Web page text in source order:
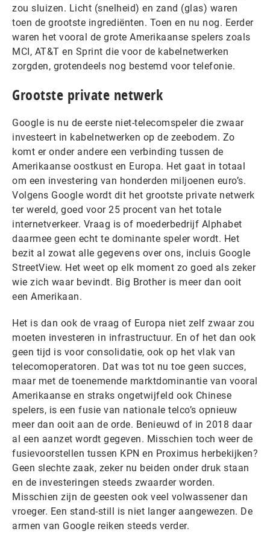
zou sluizen. Licht (snelheid) en zand (glas) waren
toen de grootste ingrediënten. Toen en nu nog. Eerder
waren het vooral de grote Amerikaanse spelers zoals
MCI, AT&T en Sprint die voor de kabelnetwerken
zorgden, grotendeels nog bestemd voor telefonie.
Grootste private netwerk
Google is nu de eerste niet-telecomspeler die zwaar
investeert in kabelnetwerken op de zeebodem. Zo
komt er onder andere een verbinding tussen de
Amerikaanse oostkust en Europa. Het gaat in totaal
om een investering van honderden miljoenen euro’s.
Volgens Google wordt dit het grootste private netwerk
ter wereld, goed voor 25 procent van het totale
internetverkeer. Vraag is of moederbedrijf Alphabet
daarmee geen echt te dominante speler wordt. Het
bezit al zowat alle gegevens over ons, incluis Google
StreetView. Het weet op elk moment zo goed als zeker
wie zich waar bevindt. Big Brother is meer dan ooit
een Amerikaan.
Het is dan ook de vraag of Europa niet zelf zwaar zou
moeten investeren in infrastructuur. En of het dan ook
geen tijd is voor consolidatie, ook op het vlak van
telecomoperatoren. Dat was tot nu toe geen succes,
maar met de toenemende marktdominantie van vooral
Amerikaanse en straks ongetwijfeld ook Chinese
spelers, is een fusie van nationale telco’s opnieuw
meer dan ooit aan de orde. Benieuwd of in 2018 daar
al een aanzet wordt gegeven. Misschien toch weer de
fusievoorstellen tussen KPN en Proximus herbekijken?
Geen slechte zaak, zeker nu beiden onder druk staan
en de investeringen steeds zwaarder worden.
Misschien zijn de geesten ook veel volwassener dan
vroeger. Een stand-still is niet langer aangewezen. De
armen van Google reiken steeds verder.